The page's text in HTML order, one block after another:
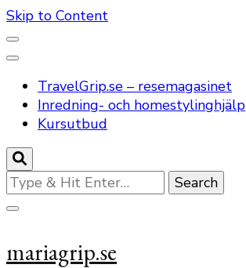
Skip to Content
TravelGrip.se – resemagasinet
Inredning- och homestylinghjälp
Kursutbud
Looking
for
Something?
mariagrip.se